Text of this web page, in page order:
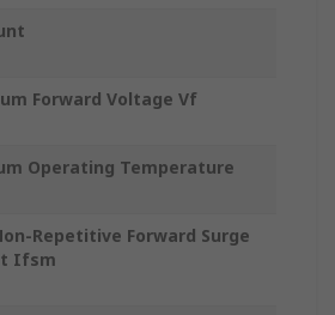
Forward Voltage Vf
Operating Temperature
Repetitive Forward Surge
Ifsm